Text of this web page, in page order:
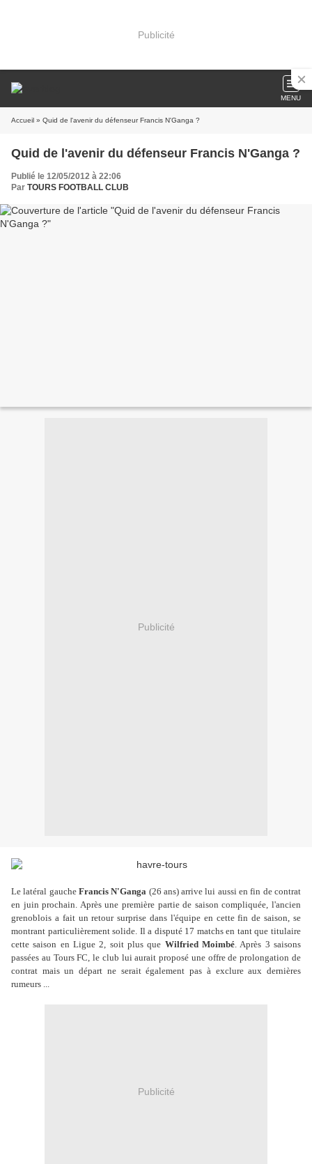
Publicité
MENU
Accueil » Quid de l'avenir du défenseur Francis N'Ganga ?
Quid de l'avenir du défenseur Francis N'Ganga ?
Publié le 12/05/2012 à 22:06
Par TOURS FOOTBALL CLUB
Publicité
Le latéral gauche Francis N'Ganga (26 ans) arrive lui aussi en fin de contrat
en juin prochain. Après une première partie de saison compliquée, l'ancien
grenoblois a fait un retour surprise dans l'équipe en cette fin de saison, se
montrant particulièrement solide. Il a disputé 17 matchs en tant que titulaire
cette saison en Ligue 2, soit plus que Wilfried Moimbé. Après 3 saisons
passées au Tours FC, le club lui aurait proposé une offre de prolongation de
contrat mais un départ ne serait également pas à exclure aux dernières
rumeurs ...
Publicité